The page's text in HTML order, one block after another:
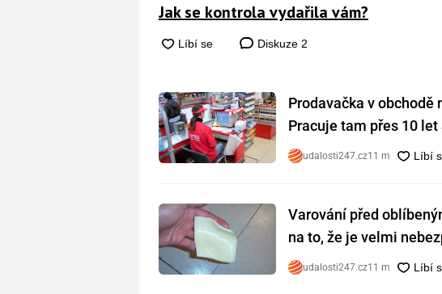
Jak se kontrola vydařila vám?
Diskuze 2
Prodavačka v obchodě
Pracuje tam přes 10
udalosti247.cz11 m
Varování před
na to, že je velmi
udalosti247.cz11 m